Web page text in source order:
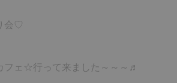
会♡
フェ☆行って来ました～～～♬